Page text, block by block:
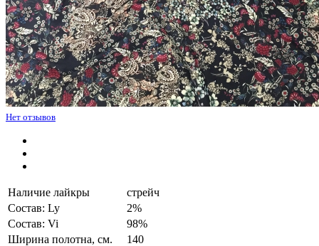
Нет отзывов
Наличие лайкры
стрейч
Состав: Ly
2%
Состав: Vi
98%
Ширина полотна, см.
140